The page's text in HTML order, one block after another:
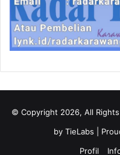
© Copyright 2026, All
by TieLabs |
Profil